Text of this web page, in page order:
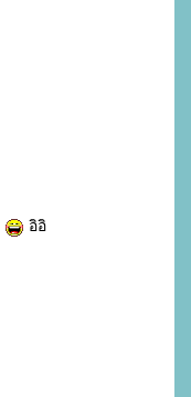
อิอิ